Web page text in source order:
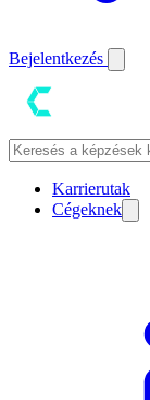
Bejelentkezés
Karrierutak
Cégeknek